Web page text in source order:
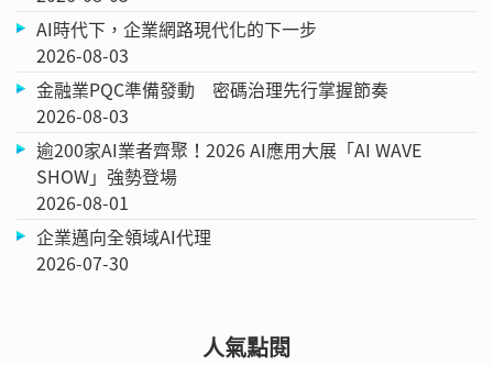
AI時代下，企業網路現代化的下一步
2026-08-03
金融業PQC準備發動 密碼治理先行掌握節奏
2026-08-03
逾200家AI業者齊聚！2026 AI應用大展「AI WAVE
SHOW」強勢登場
2026-08-01
企業邁向全領域AI代理
2026-07-30
人氣點閱